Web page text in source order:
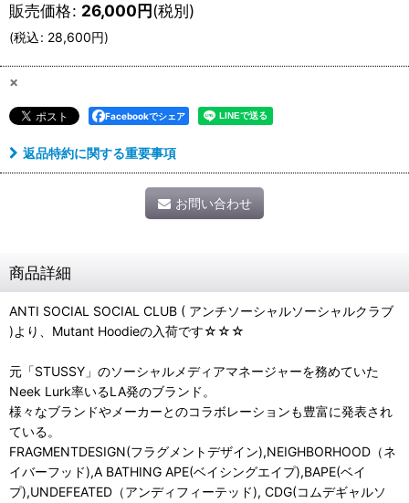
販売価格: 26,000円(税別)
(税込: 28,600円)
×
Facebookでシェア
返品特約に関する重要事項
お問い合わせ
商品詳細
ANTI SOCIAL SOCIAL CLUB ( アンチソーシャルソーシャルクラブ
)より、Mutant Hoodieの入荷です☆☆☆
元「STUSSY」のソーシャルメディアマネージャーを務めていた
Neek Lurk率いるLA発のブランド。
様々なブランドやメーカーとのコラボレーションも豊富に発表され
ている。
FRAGMENTDESIGN(フラグメントデザイン),NEIGHBORHOOD（ネ
イバーフッド),A BATHING APE(ベイシングエイプ),BAPE(ベイ
プ),UNDEFEATED（アンディフィーテッド), CDG(コムデギャルソ